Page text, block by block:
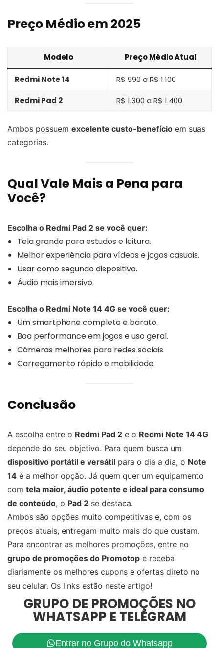
Preço Médio em 2025
Modelo Preço Médio Atual
Redmi Note 14 R$ 990 a R$ 1.100
Redmi Pad 2 R$ 1.300 a R$ 1.400
Ambos possuem excelente custo-benefício em suas
categorias.
Qual Vale Mais a Pena para
Você?
Escolha o Redmi Pad 2 se você quer:
Tela grande para estudos e leitura.
Melhor experiência para vídeos e jogos casuais.
Usar como segundo dispositivo.
Áudio mais imersivo.
Escolha o Redmi Note 14 4G se você quer:
Um smartphone completo e barato.
Boa performance em jogos e uso geral.
Câmeras melhores para redes sociais.
Carregamento rápido e mobilidade.
Conclusão
A escolha entre o Redmi Pad 2 e o Redmi Note 14 4G
depende do seu objetivo. Para quem busca um
dispositivo portátil e versátil para o dia a dia, o Note
14 é a melhor opção. Já quem quer um equipamento
com tela maior, áudio potente e ideal para consumo
de conteúdo, o Pad 2 se destaca.
Ambos são opções muito competitivas e, com os
preços atuais, entregam muito mais do que custam.
Para encontrar as melhores promoções, entre no
grupo de promoções do Promotop e receba
diariamente os melhores cupons e ofertas direto no
seu celular. Os links estão neste artigo!
GRUPO DE PROMOÇÕES NO
WHATSAPP E TELEGRAM
Entrar no Grupo do Whatsapp